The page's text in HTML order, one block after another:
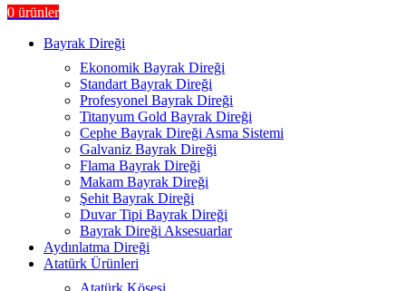
0 ürünler
Bayrak Direği
Ekonomik Bayrak Direği
Standart Bayrak Direği
Profesyonel Bayrak Direği
Titanyum Gold Bayrak Direği
Cephe Bayrak Direği Asma Sistemi
Galvaniz Bayrak Direği
Flama Bayrak Direği
Makam Bayrak Direği
Şehit Bayrak Direği
Duvar Tipi Bayrak Direği
Bayrak Direği Aksesuarlar
Aydınlatma Direği
Atatürk Ürünleri